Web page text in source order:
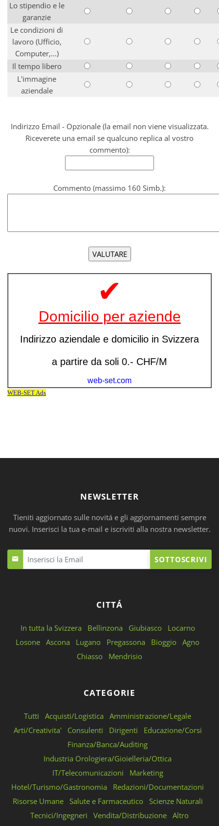
Lo stipendio e le
garanzie
Le condizioni di
lavoro (Ufficio,
Computer,...)
Il tempo libero
L'immagine
aziendale
Indirizzo Email - Opzionale (la email non viene visualizzata.
Riceverete una email se qualcuno replica al vostro
commento):
Commento (massimo 160 Simb.):
NEWSLETTER
Tieniti aggiornato sulle novitá e gli aggiornamenti sempre
nuovi. Inserisci la tua e-mail e iscriviti alla nostra newsletter.
SOTTOSCRIVI
CITTÁ
In tutta la Svizzera Bellinzona Giubiasco
Locarno
Losone Ascona Lugano Pregassona Bioggio Agno
Chiasso
Mendrisio
CATEGORIE
Tutti Acquisti/Logistica
Amministrazione/Legale
Arti/Creativita'
Consulenti Dirigenti
Educazione/Corsi
Finanza/Banca/Auditing
Industria Orologiera/Gioielleria/Ottica
IT/Telecomunicazioni
Marketing
Hotel/Turismo/Gastronomia
Redazioni/Documentazioni
Risorse Umane
Salute e Farmaceutico
Scienze Naturali
Tecnici/Ingegneri
Vendita/Distribuzione Altro